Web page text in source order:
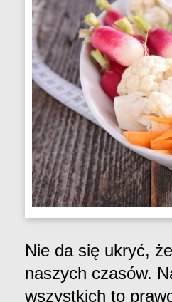
Nie da się ukryć,
naszych czasów.
wszystkich to